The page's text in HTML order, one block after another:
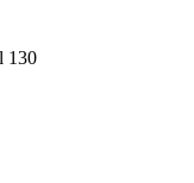
130